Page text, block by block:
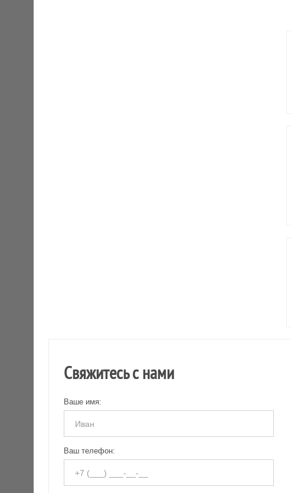
Свяжитесь с нами
Ваше имя:
Ваш телефон: